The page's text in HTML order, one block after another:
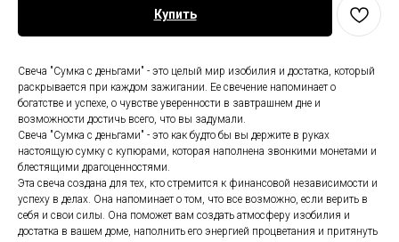
Купить
Свеча "Сумка с деньгами" - это целый мир изобилия и достатка, который
раскрывается при каждом зажигании. Ее свечение напоминает о
богатстве и успехе, о чувстве уверенности в завтрашнем дне и
возможности достичь всего, что вы задумали.
Свеча "Сумка с деньгами" - это как будто бы вы держите в руках
настоящую сумку с купюрами, которая наполнена звонкими монетами и
блестящими драгоценностями.
Эта свеча создана для тех, кто стремится к финансовой независимости и
успеху в делах. Она напоминает о том, что все возможно, если верить в
себя и свои силы. Она поможет вам создать атмосферу изобилия и
достатка в вашем доме, наполнить его энергией процветания и притянуть